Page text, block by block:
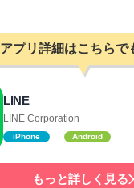
アプリ詳細はこちらで
LINE
LINE Corporation
iPhone Android
もっと詳しく見る